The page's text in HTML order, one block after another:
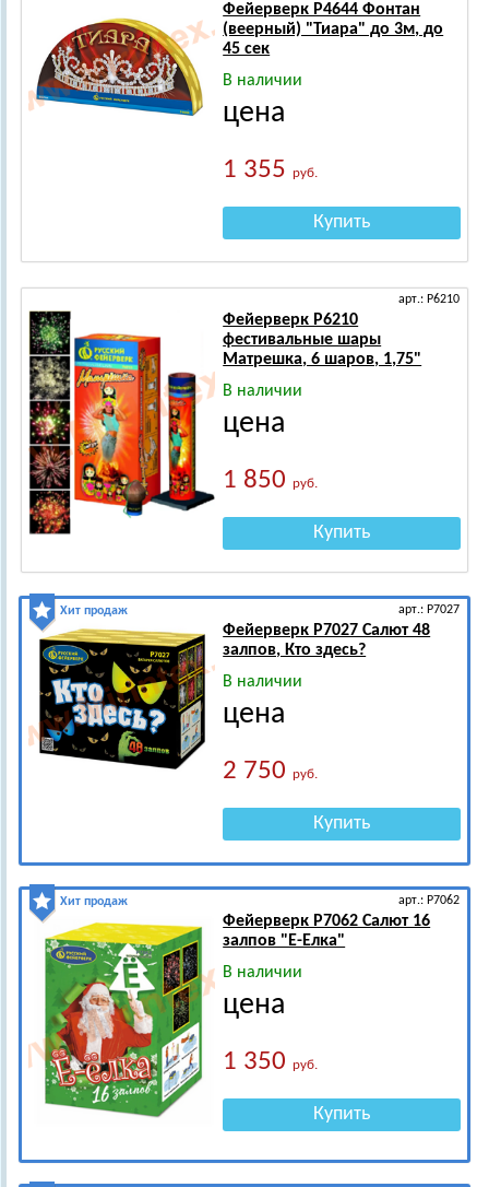
Фейерверк Р4644 Фонтан
(веерный) "Тиара" до 3м, до
45 сек
В наличии
цена
1 355руб.
Купить
арт.: Р6210
Фейерверк Р6210
фестивальные шары
Матрешка, 6 шаров, 1,75"
В наличии
цена
1 850руб.
Купить
Хит продаж арт.: Р7027
Фейерверк Р7027 Салют 48
залпов, Кто здесь?
В наличии
цена
2 750руб.
Купить
Хит продаж арт.: Р7062
Фейерверк Р7062 Салют 16
залпов "Е-Елка"
В наличии
цена
1 350руб.
Купить